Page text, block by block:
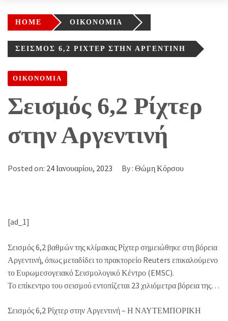
HOME ΟΙΚΟΝΟΜΙΑ
ΣΕΙΣΜΌΣ 6,2 ΡΊΧΤΕΡ ΣΤΗΝ ΑΡΓΕΝΤΙΝΉ
ΟΙΚΟΝΟΜΙΑ
Σεισμός 6,2 Ρίχτερ
στην Αργεντινή
Posted on: 24 Ιανουαρίου, 2023 By : Θώμη Κόρσου
[ad_1]
Σεισμός 6,2 βαθμών της κλίμακας Ρίχτερ σημειώθηκε στη βόρεια
Αργεντινή, όπως μεταδίδει το πρακτορείο Reuters επικαλούμενο
το Ευρωμεσογειακό Σεισμολογικό Κέντρο (EMSC).
Το επίκεντρο του σεισμού εντοπίζεται 23 χιλιόμετρα βόρεια της…
Σεισμός 6,2 Ρίχτερ στην Αργεντινή – Η ΝΑΥΤΕΜΠΟΡΙΚΗ